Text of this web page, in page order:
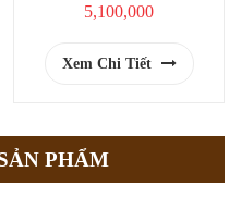
5,100,000
Xem Chi Tiết
PHẨM